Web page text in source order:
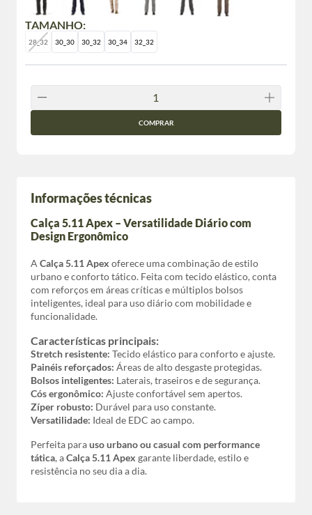
TAMANHO:
28_32 30_30 30_32 30_34 32_32
COMPRAR
Informações técnicas
Calça 5.11 Apex – Versatilidade Diário com
Design Ergonômico
A Calça 5.11 Apex oferece uma combinação de estilo
urbano e conforto tático. Feita com tecido elástico, conta
com reforços em áreas críticas e múltiplos bolsos
inteligentes, ideal para uso diário com mobilidade e
funcionalidade.
Características principais:
Stretch resistente: Tecido elástico para conforto e ajuste.
Painéis reforçados: Áreas de alto desgaste protegidas.
Bolsos inteligentes: Laterais, traseiros e de segurança.
Cós ergonômico: Ajuste confortável sem apertos.
Zíper robusto: Durável para uso constante.
Versatilidade: Ideal de EDC ao campo.
Perfeita parauso urbano ou casual com performance
tática, aCalça 5.11 Apex garante liberdade, estilo e
resistência no seu dia a dia.